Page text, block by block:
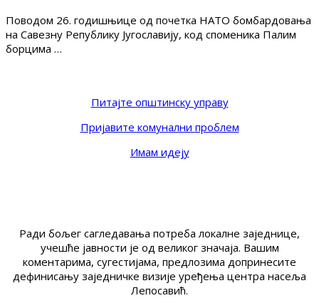
Поводом 26. годишњице од почетка НАТО бомбардовања
на Савезну Републику Југославију, код споменика Палим
борцима …
Питајте општинску управу
Пријавите комунални проблем
Имам идеју
Ради бољег сагледавања потреба локалне заједнице,
учешће јавности је од великог значаја. Вашим
коментарима, сугестијама, предлозима допринесите
дефинисању заједничке визије уређења центра насеља
Лепосавић.